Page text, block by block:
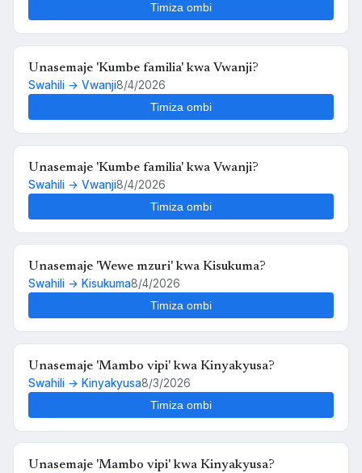
Timiza ombi
Unasemaje 'Kumbe familia' kwa Vwanji?
Swahili → Vwanji8/4/2026
Timiza ombi
Unasemaje 'Kumbe familia' kwa Vwanji?
Swahili → Vwanji8/4/2026
Timiza ombi
Unasemaje 'Wewe mzuri' kwa Kisukuma?
Swahili → Kisukuma8/4/2026
Timiza ombi
Unasemaje 'Mambo vipi' kwa Kinyakyusa?
Swahili → Kinyakyusa8/3/2026
Timiza ombi
Unasemaje 'Mambo vipi' kwa Kinyakyusa?